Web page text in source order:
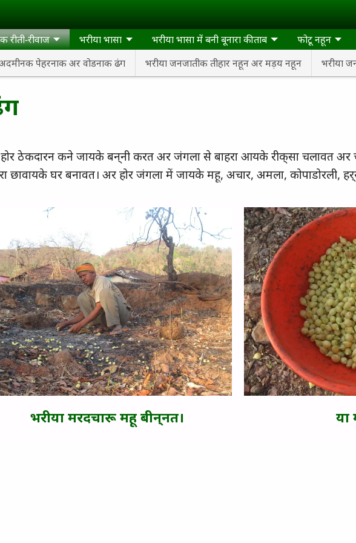
रीती-रीवाज
पेहरनाक अर वोडनाक ढंग भरीया जनजातीक तीहार नहून अर मड़य नहून भरीया
भरीया भासा भरीया भासा में बनी बूनारा कीताब फोटू नहून
ठेकदारन कने जायके बन्‌नी करत अर जंगला से बाहरा आयके रीक्‌सा चलावत अर
घर बनावत। अर होर जंगला में जायके महू, अचार, अमला, कोपाडोरली,
भरीया मरदचारू महू बीन्‌नत।